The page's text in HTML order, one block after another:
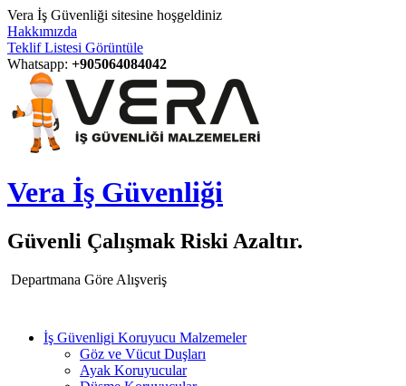
Vera İş Güvenliği sitesine hoşgeldiniz
Hakkımızda
Teklif Listesi Görüntüle
Whatsapp: +905064084042
Vera İş Güvenliği
Güvenli Çalışmak Riski Azaltır.
Departmana Göre Alışveriş
İş Güvenligi Koruyucu Malzemeler
Göz ve Vücut Duşları
Ayak Koruyucular